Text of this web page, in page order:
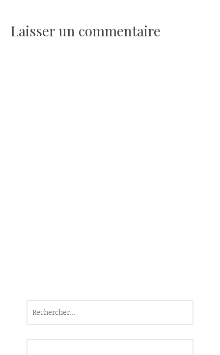
l’article
Laisser un commentaire